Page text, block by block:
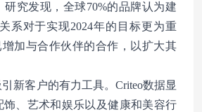
研究发现，全球70%的品牌认为建
系对于实现2024年的目标更为重
增加与合作伙伴的合作，以扩大其
新客户的有力工具。Criteo数据显
饰、艺术和娱乐以及健康和美容行